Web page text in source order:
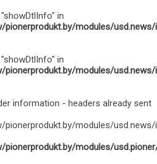
in
modules/usd.news/
in
modules/usd.news/
information - headers already sent
modules/usd.news/
modules/